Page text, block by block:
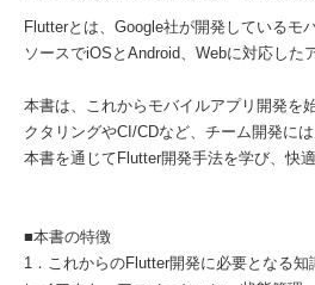
Flutterとは、Google社が開発しているモ
ソースでiOSとAndroid、Webに対応し
本書は、これからモバイルアプリ開発を
クタリングやCI/CDなど、チーム開発に
本書を通じてFlutter開発手法を学び、快
■本書の特徴
1．これからのFlutter開発に必要となる